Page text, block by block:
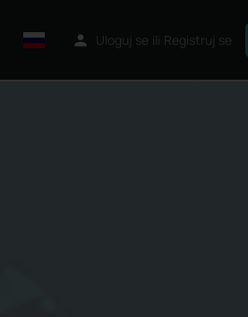
Uloguj se ili Registruj se